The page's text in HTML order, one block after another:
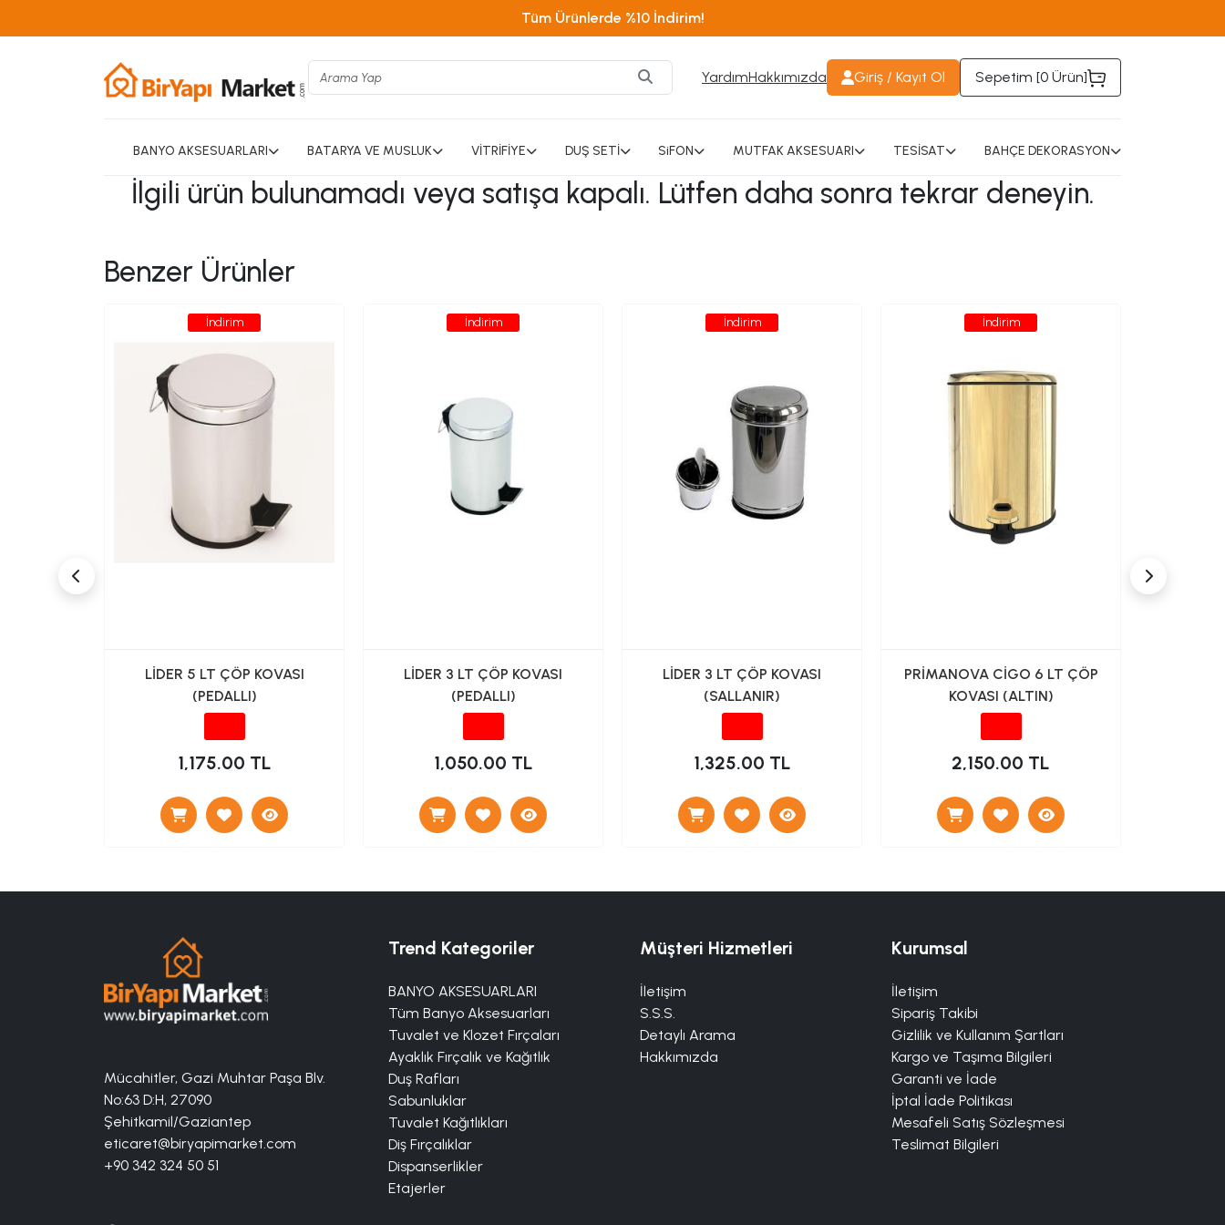
Tüm Ürünlerde %10 İndirim!
YardımHakkımızda Giriş / Kayıt Ol Sepetim [0 Ürün]
BANYO AKSESUARLARI BATARYA VE MUSLUK VİTRİFİYE DUŞ SETİ SiFON MUTFAK AKSESUARI TESİSAT BAHÇE DEKORASYON
İlgili ürün bulunamadı veya satışa kapalı. Lütfen daha sonra tekrar deneyin.
Benzer Ürünler
İndirim
LİDER 5 LT ÇÖP KOVASI
(PEDALLI)
1,175.00 TL
İndirim
LİDER 3 LT ÇÖP KOVASI
(PEDALLI)
1,050.00 TL
İndirim
LİDER 3 LT ÇÖP KOVASI
(SALLANIR)
1,325.00 TL
İndirim
PRİMANOVA CİGO 6 LT ÇÖP
KOVASI (ALTIN)
2,150.00 TL
Mücahitler, Gazi Muhtar Paşa Blv.
No:63 D:H, 27090
Şehitkamil/Gaziantep
eticaret@biryapimarket.com
+90 342 324 50 51
Trend Kategoriler
BANYO AKSESUARLARI
Tüm Banyo Aksesuarları
Tuvalet ve Klozet Fırçaları
Ayaklık Fırçalık ve Kağıtlık
Duş Rafları
Sabunluklar
Tuvalet Kağıtlıkları
Diş Fırçalıklar
Dispanserlikler
Etajerler
Kurumsal
İletişim
Sipariş Takibi
Gizlilik ve Kullanım Şartları
Kargo ve Taşıma Bilgileri
Garanti ve İade
İptal İade Politikası
Mesafeli Satış Sözleşmesi
Teslimat Bilgileri
Müşteri Hizmetleri
İletişim
S.S.S.
Detaylı Arama
Hakkımızda